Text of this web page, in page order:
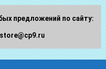
предложений по сайту: